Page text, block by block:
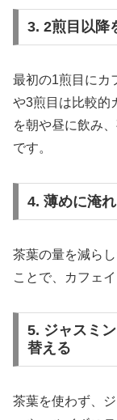
3. 2煎目以降
最初の1煎目にカ
や3煎目は比較的
を朝や昼に飲み
です。
4. 薄めに淹
茶葉の量を減ら
ことで、カフェ
5. ジャスミ
替える
茶葉を使わず、